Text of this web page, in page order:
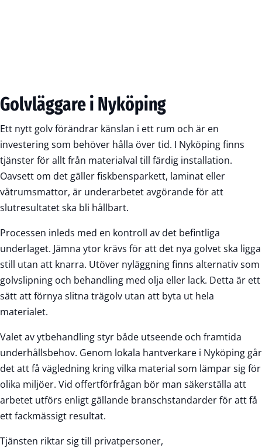
Golvläggare i Nyköping
Ett nytt golv förändrar känslan i ett rum och är en
investering som behöver hålla över tid. I Nyköping finns
tjänster för allt från materialval till färdig installation.
Oavsett om det gäller fiskbensparkett, laminat eller
våtrumsmattor, är underarbetet avgörande för att
slutresultatet ska bli hållbart.
Processen inleds med en kontroll av det befintliga
underlaget. Jämna ytor krävs för att det nya golvet ska ligga
still utan att knarra. Utöver nyläggning finns alternativ som
golvslipning och behandling med olja eller lack. Detta är ett
sätt att förnya slitna trägolv utan att byta ut hela
materialet.
Valet av ytbehandling styr både utseende och framtida
underhållsbehov. Genom lokala hantverkare i Nyköping går
det att få vägledning kring vilka material som lämpar sig för
olika miljöer. Vid offertförfrågan bör man säkerställa att
arbetet utförs enligt gällande branschstandarder för att få
ett fackmässigt resultat.
Tjänsten riktar sig till privatpersoner,